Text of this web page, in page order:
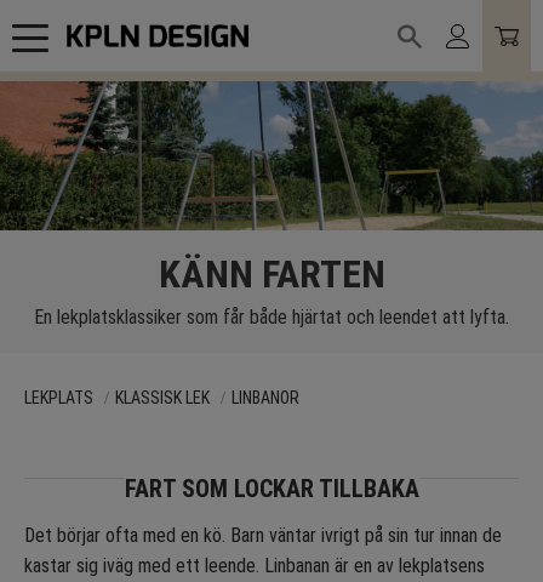
Meny
LEKPLATS KLASSISK LEK LINBANOR
KÄNN FARTEN
En lekplatsklassiker som får både hjärtat och leendet att lyfta.
FART SOM LOCKAR TILLBAKA
Det börjar ofta med en kö. Barn väntar ivrigt på sin tur innan de
kastar sig iväg med ett leende. Linbanan är en av lekplatsens